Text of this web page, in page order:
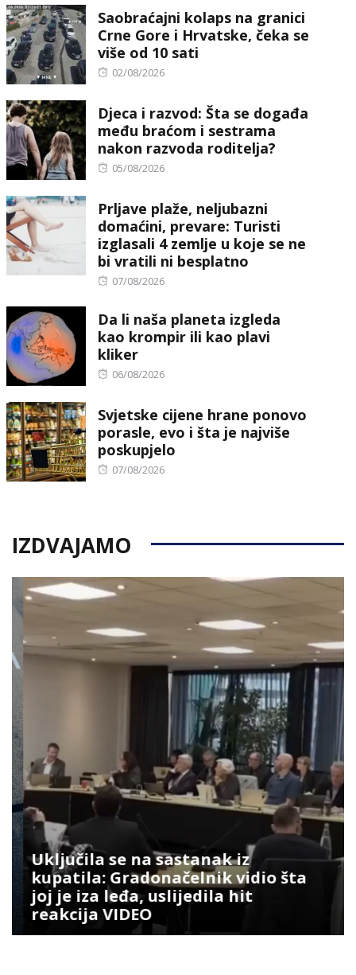
Saobraćajni kolaps na granici
Crne Gore i Hrvatske, čeka se
više od 10 sati
Posted
02/08/2026
Djeca i razvod: Šta se događa
među braćom i sestrama
nakon razvoda roditelja?
Posted
05/08/2026
Prljave plaže, neljubazni
domaćini, prevare: Turisti
izglasali 4 zemlje u koje se ne
bi vratili ni besplatno
Posted
07/08/2026
Da li naša planeta izgleda
kao krompir ili kao plavi
kliker
Posted
06/08/2026
Svjetske cijene hrane ponovo
porasle, evo i šta je najviše
poskupjelo
Posted
07/08/2026
IZDVAJAMO
Uključila se na sastanak iz
kupatila: Gradonačelnik vidio šta
joj je iza leđa, uslijedila hit
reakcija VIDEO